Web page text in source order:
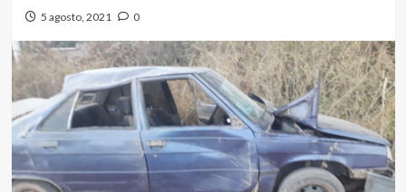
5 agosto, 2021 0